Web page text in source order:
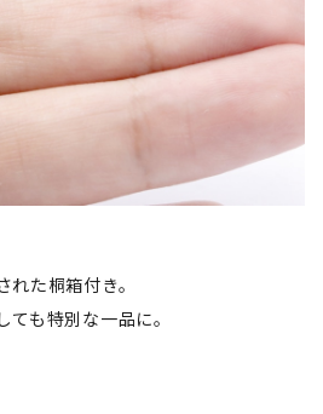
れた桐箱付き。
ても特別な一品に。